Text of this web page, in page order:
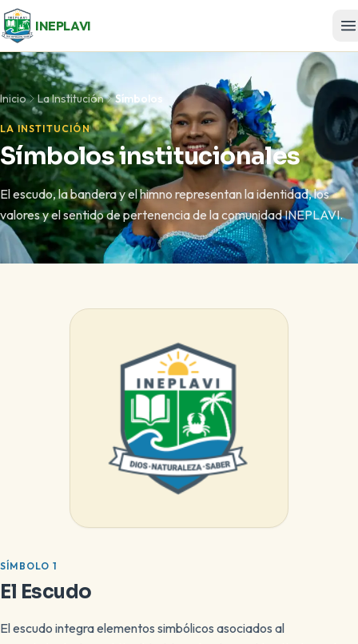
INEPLAVI
Inicio La Institución Símbolos
LA INSTITUCIÓN
Símbolos institucionales
El escudo, la bandera y el himno representan la identidad, los
valores y el sentido de pertenencia de la comunidad INEPLAVI.
SÍMBOLO 1
El Escudo
El escudo integra elementos simbólicos asociados al